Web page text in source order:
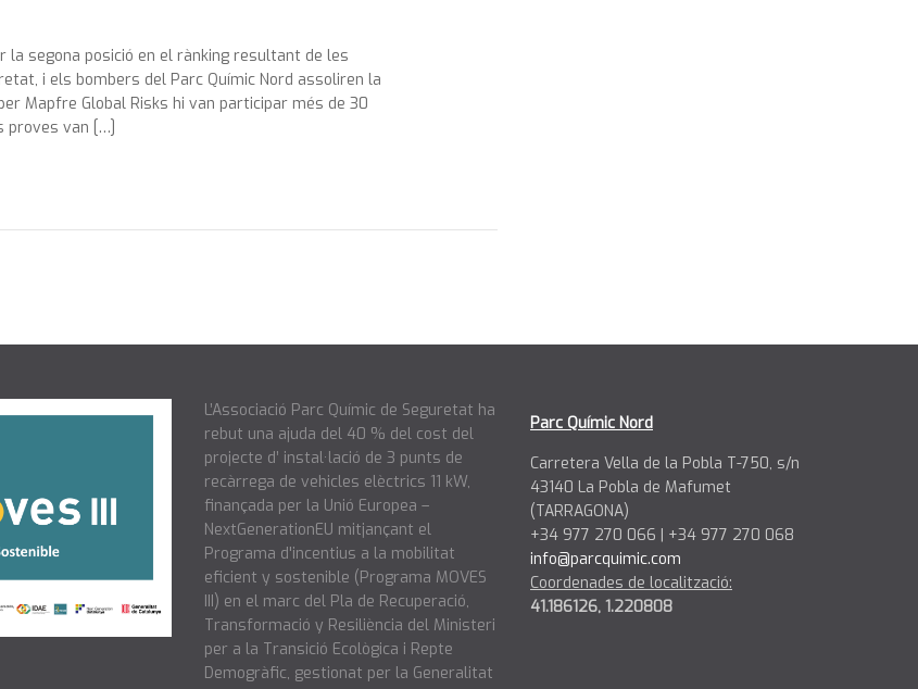
la segona posició en el rànking resultant de les
i els bombers del Parc Químic Nord assoliren la
Mapfre Global Risks hi van participar més de 30
proves van […]
L’Associació Parc Químic de Seguretat ha
rebut una ajuda del 40 % del cost del
projecte d’ instal·lació de 3 punts de
recàrrega de vehicles elèctrics 11 kW,
finançada per la Unió Europea –
NextGenerationEU mitjançant el
Programa d'incentius a la mobilitat
eficient y sostenible (Programa MOVES
III) en el marc del Pla de Recuperació,
Transformació y Resiliència del Ministeri
per a la Transició Ecològica i Repte
Demogràfic, gestionat per la Generalitat
Parc Químic Nord
Carretera Vella de la Pobla T-750, s/n
43140 La Pobla de Mafumet
(TARRAGONA)
+34 977 270 066 | +34 977 270 068
info@parcquimic.com
Coordenades de localització:
41.186126, 1.220808